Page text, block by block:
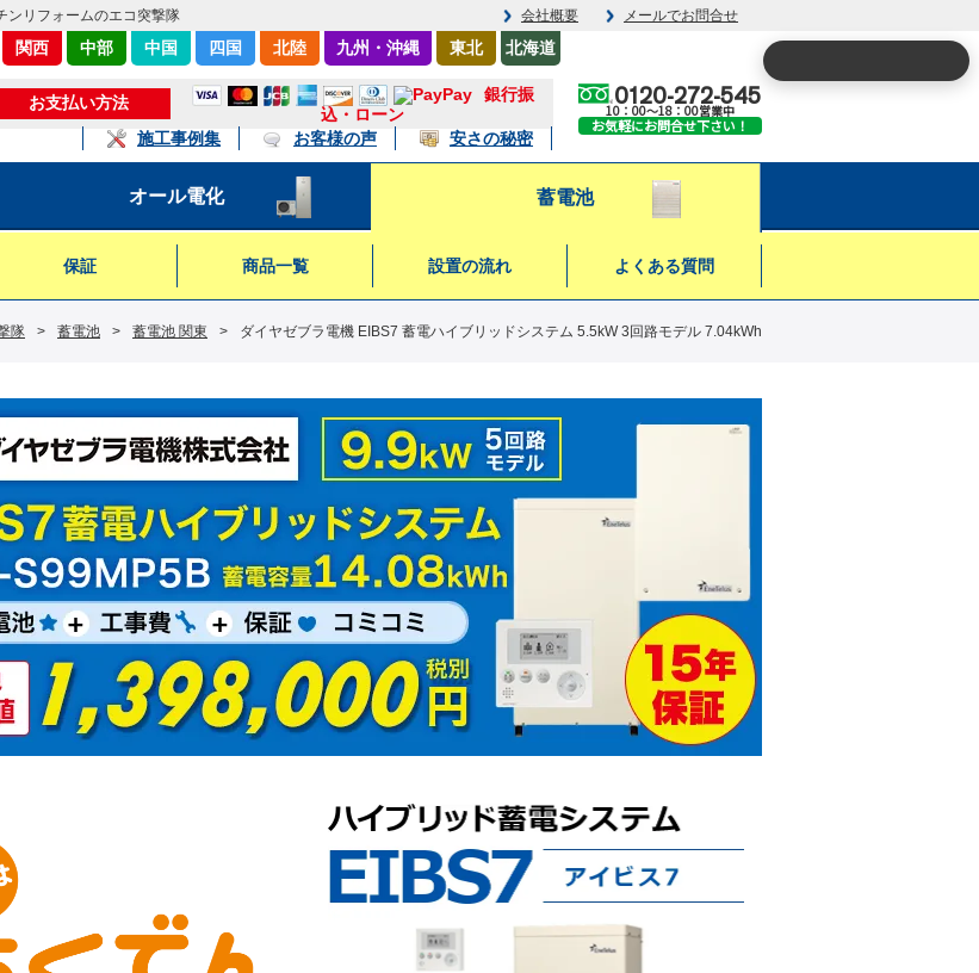
ンリフォームのエコ突撃隊 会社概要 メールでお問合せ
お支払い方法
銀行振
込・ローン
施工事例集
お客様の声 安さの秘密
関西 中部 中国 四国 北陸 九州・沖縄 東北 北海道
0120-272-545
10：00～18：00営業中
お気軽にお問合せ下さい！
オール電化 蓄電池
保証 商品一覧 設置の流れ よくある質問
隊 > 蓄電池 > 蓄電池 関東 > ダイヤゼブラ電機 EIBS7 蓄電ハイブリッドシステム 5.5kW 3回路モデル 7.04kWh